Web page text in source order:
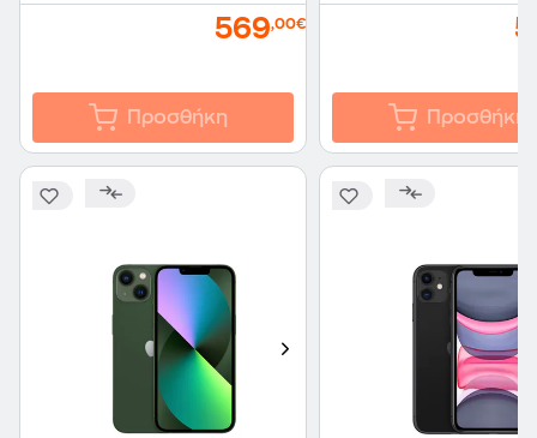
569,00€
Προσθήκη Προσθήκη